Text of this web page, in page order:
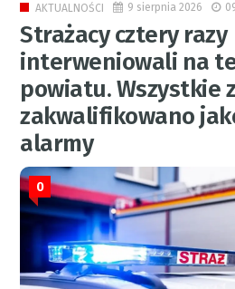
AKTUALNOŚCI 9 sierpnia 2026
Strażacy cztery razy
interweniowali na
powiatu. Wszystkie
zakwalifikowano
alarmy
0